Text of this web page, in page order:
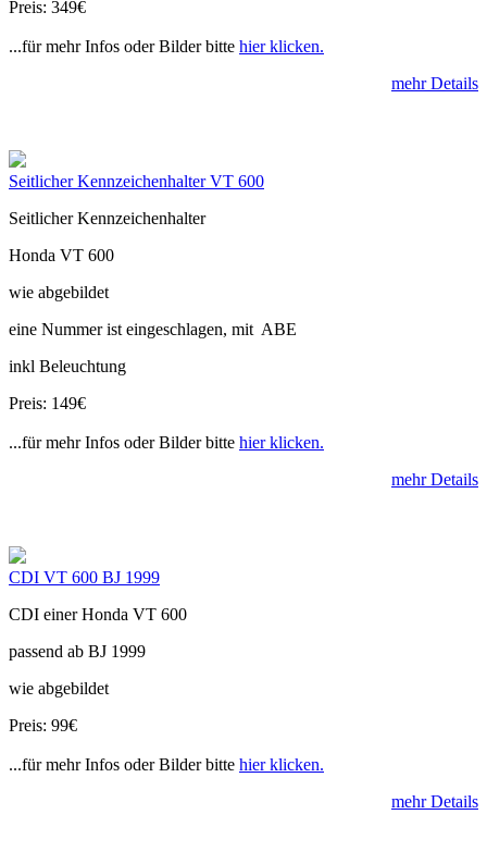
Preis: 349€
...für mehr Infos oder Bilder bitte hier klicken.
mehr Details
Seitlicher Kennzeichenhalter VT 600
Seitlicher Kennzeichenhalter
Honda VT 600
wie abgebildet
eine Nummer ist eingeschlagen, mit ABE
inkl Beleuchtung
Preis: 149€
...für mehr Infos oder Bilder bitte hier klicken.
mehr Details
CDI VT 600 BJ 1999
CDI einer Honda VT 600
passend ab BJ 1999
wie abgebildet
Preis: 99€
...für mehr Infos oder Bilder bitte hier klicken.
mehr Details